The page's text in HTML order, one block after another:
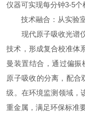
仪器可实现每分钟3-5个
技术融合：从实验室
现代原子吸收光谱仪
技术，形成复合校准体
曼装置结合，通过偏
原子吸收的分离，配合
级。在环境监测领域，
重金属，满足环保标准